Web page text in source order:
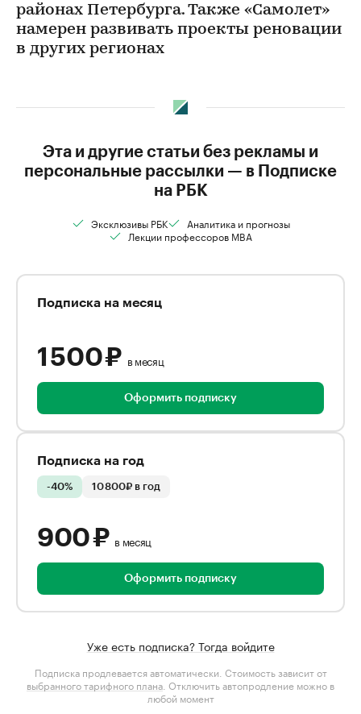
районах Петербурга. Также «Самолет»
намерен развивать проекты реновации
в других регионах
Эта и другие статьи без рекламы и
персональные рассылки — в Подписке
на РБК
Эксклюзивы РБК
Аналитика и прогнозы
Лекции профессоров MBA
Подписка на месяц
1 500 ₽ в месяц
Оформить подписку
Подписка на год
-40% 10 800₽ в год
900 ₽ в месяц
Оформить подписку
Уже есть подписка? Тогда войдите
Подписка продлевается автоматически. Стоимость зависит от
выбранного тарифного плана . Отключить автопродление можно в
любой момент